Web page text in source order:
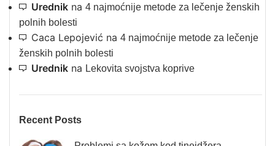
Urednik na 4 najmoćnije metode za lečenje ženskih
polnih bolesti
Caca Lepojević na 4 najmoćnije metode za lečenje
ženskih polnih bolesti
Urednik na Lekovita svojstva koprive
Recent Posts